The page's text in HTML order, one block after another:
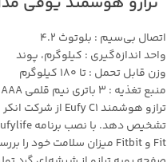
اتصال بی‌سیم : بلوتوث 4.2
واحد اندازه‌گیری : کیلوگرم، پوند
وزن قابل تحمل : تا 180 کیلوگرم
منبع تغذیه : 3 باتری نیم قلمی AAA
Fit و Fitbit میزان سلامت خود را بررسی نمایید.